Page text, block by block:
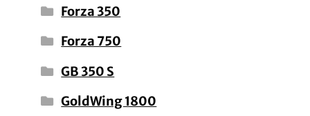
Forza 350
Forza 750
GB 350 S
GoldWing 1800